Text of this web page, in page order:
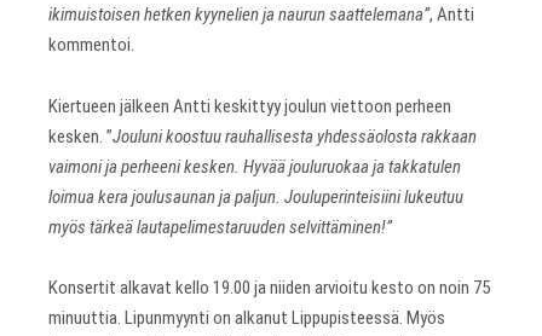
ikimuistoisen hetken kyynelien ja naurun saattelemana”, Antti
kommentoi.
Kiertueen jälkeen Antti keskittyy joulun viettoon perheen
kesken. ”Jouluni koostuu rauhallisesta yhdessäolosta rakkaan
vaimoni ja perheeni kesken. Hyvää jouluruokaa ja takkatulen
loimua kera joulusaunan ja paljun. Jouluperinteisiini lukeutuu
myös tärkeä lautapelimestaruuden selvittäminen!”
Konsertit alkavat kello 19.00 ja niiden arvioitu kesto on noin 75
minuuttia. Lipunmyynti on alkanut Lippupisteessä. Myös